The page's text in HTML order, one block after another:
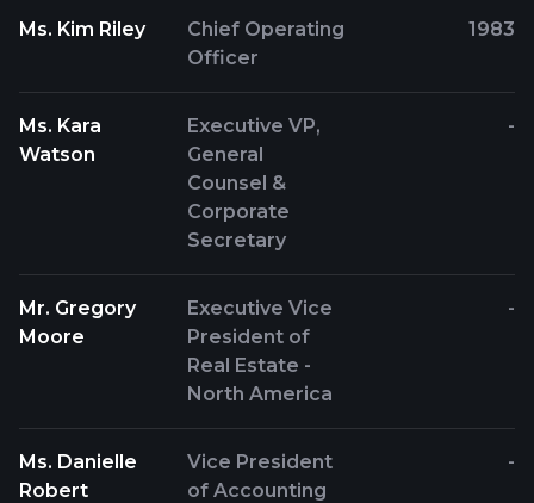
Ms. Kim Riley
Chief Operating
Officer
1983
Ms. Kara
Watson
Executive VP,
General
Counsel &
Corporate
Secretary
-
Mr. Gregory
Moore
Executive Vice
President of
Real Estate -
North America
-
Ms. Danielle
Robert
Vice President
of Accounting
-